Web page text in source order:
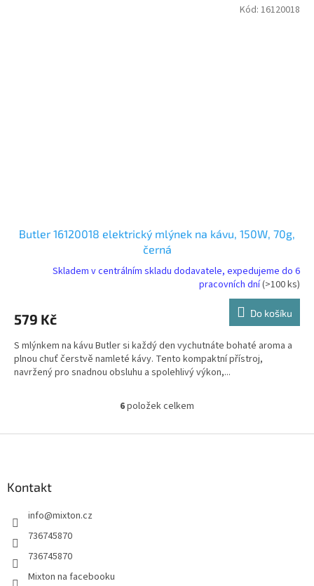
Butler 16120018 elektrický mlýnek na kávu, 150W, 70g,
černá
Skladem v centrálním skladu dodavatele, expedujeme do 6
pracovních dní(>100 ks)
579 Kč Do košíku
S mlýnkem na kávu Butler si každý den vychutnáte bohaté aroma a
plnou chuť čerstvě namleté kávy. Tento kompaktní přístroj,
navržený pro snadnou obsluhu a spolehlivý výkon,...
Kód: 16120018
O
l
6položek celkem
Kontakt
info@mixton.cz
736745870
736745870
Mixton na facebooku